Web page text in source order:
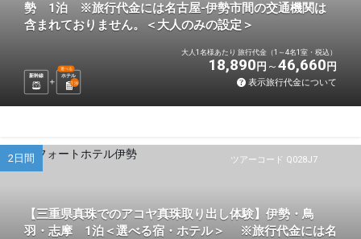
勢 1泊 ※旅行代金には名古屋-伊勢市間の交通機関は
含まれておりません。＜大人のみの設定＞
新幹線 ホテル
選べる
1 泊
大人1名様あたり 旅行代金（1～4名1室・税込）
18,890 円 46,660 円
表示旅行代金について
ツアーコード Q028J7
2日間
【三重県真珠でのアコヤ真珠取り出し体験】伊勢・鳥
羽・志摩 1泊＜選べる宿・ホテル＞ ※旅行代金には名